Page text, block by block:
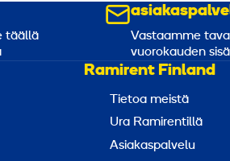
täällä
Vastaamme
vuorokauden
Ramirent Finland
Tietoa meistä
Ura Ramirentillä
Asiakaspalvelu